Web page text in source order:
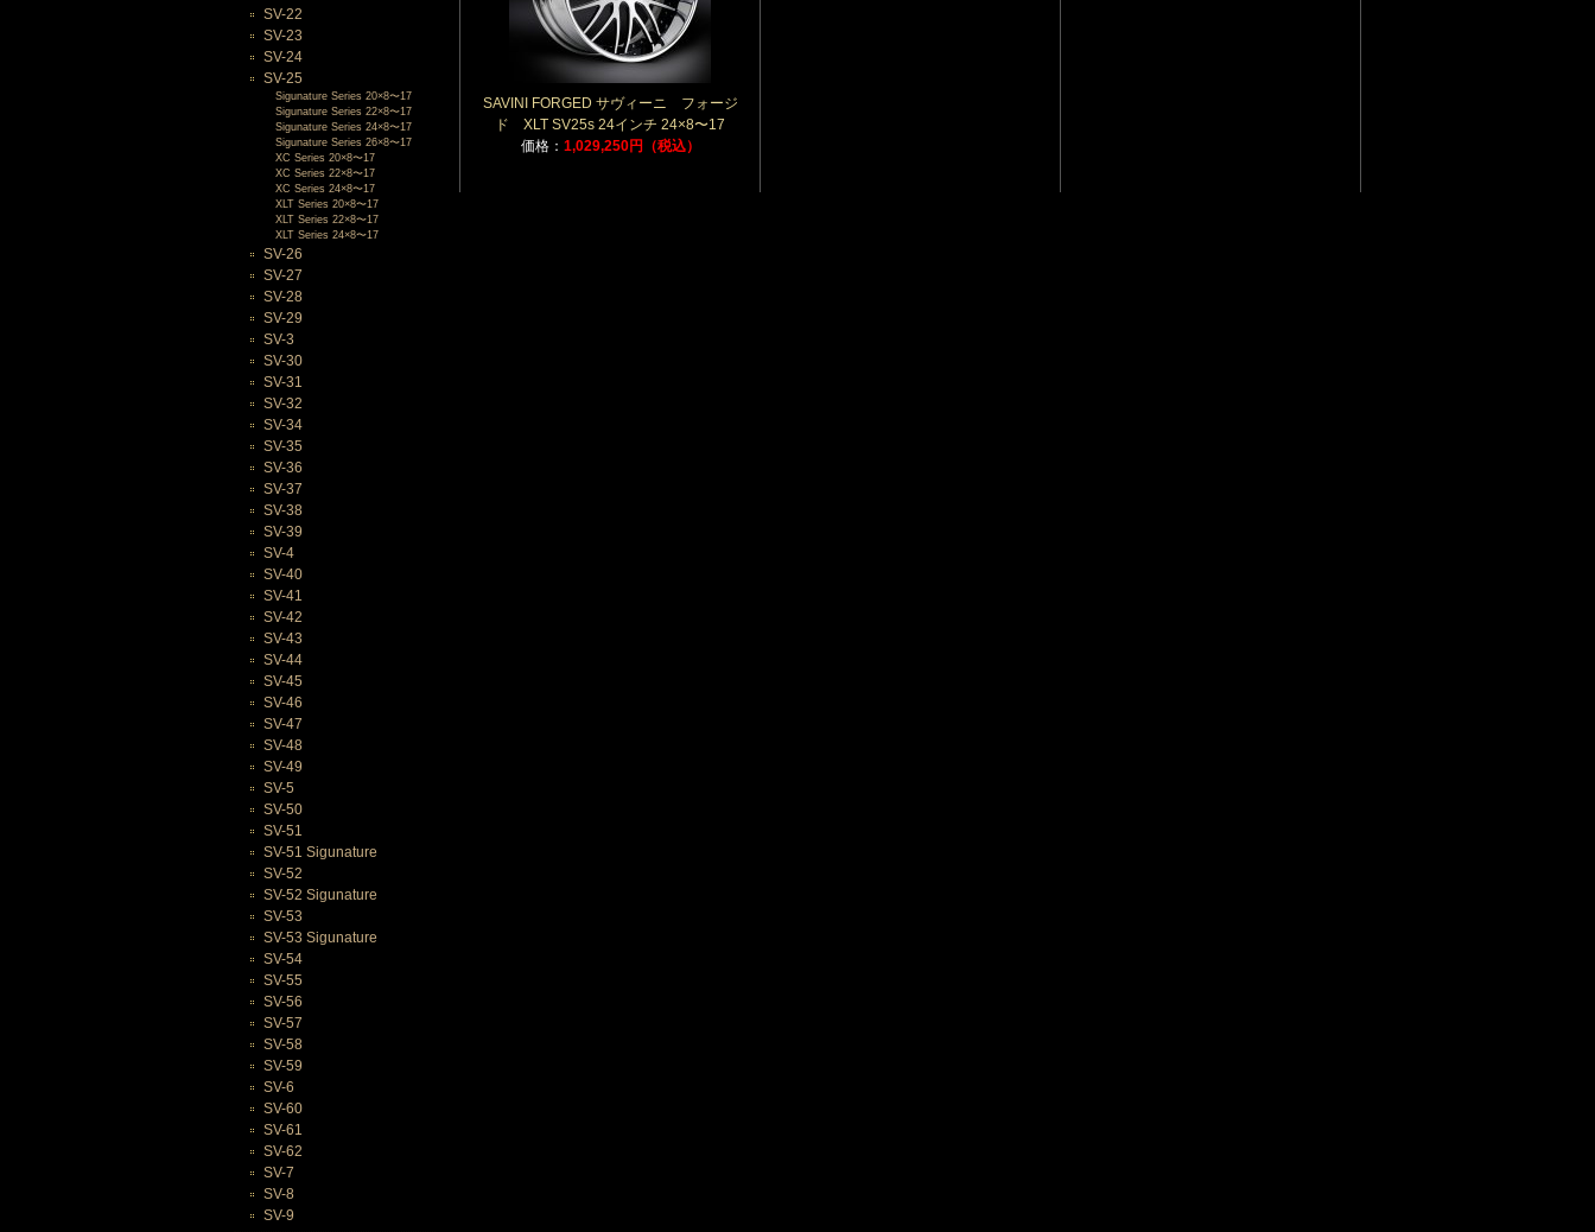
SAVINI FORGED サヴィーニ フォージ
ド XLT SV25s 24インチ 24×8〜17
価格： 1,029,250円（税込）
SV-22
SV-23
SV-24
SV-25
Sigunature Series 20×8〜17
Sigunature Series 22×8〜17
Sigunature Series 24×8〜17
Sigunature Series 26×8〜17
XC Series 20×8〜17
XC Series 22×8〜17
XC Series 24×8〜17
XLT Series 20×8〜17
XLT Series 22×8〜17
XLT Series 24×8〜17
SV-26
SV-27
SV-28
SV-29
SV-3
SV-30
SV-31
SV-32
SV-34
SV-35
SV-36
SV-37
SV-38
SV-39
SV-4
SV-40
SV-41
SV-42
SV-43
SV-44
SV-45
SV-46
SV-47
SV-48
SV-49
SV-5
SV-50
SV-51
SV-51 Sigunature
SV-52
SV-52 Sigunature
SV-53
SV-53 Sigunature
SV-54
SV-55
SV-56
SV-57
SV-58
SV-59
SV-6
SV-60
SV-61
SV-62
SV-7
SV-8
SV-9